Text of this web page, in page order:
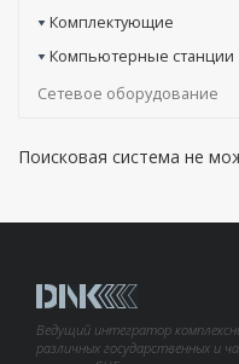
Комплектующие
Компьютерные станции
Сетевое оборудование
Поисковая система не
Ведущий интегратор
различных государственных и